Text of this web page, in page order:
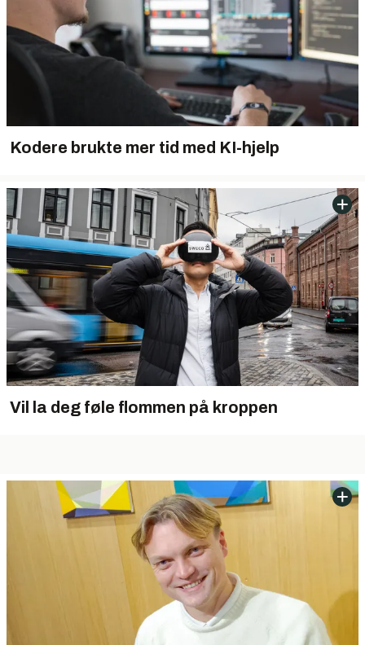
Kodere brukte mer tid med KI-hjelp
Vil la deg føle flommen på kroppen